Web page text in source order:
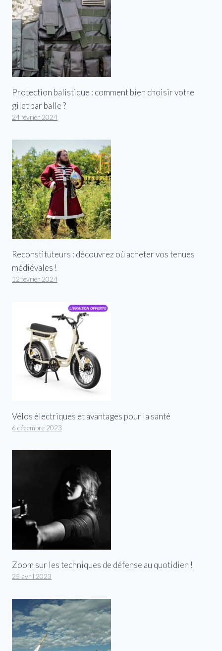
Protection balistique : comment bien choisir votre
gilet par balle ?
24 février 2024
Reconstituteurs : découvrez où acheter vos tenues
médiévales !
12 février 2024
Vélos électriques et avantages pour la santé
6 décembre 2023
Zoom sur les techniques de défense au quotidien !
25 avril 2023